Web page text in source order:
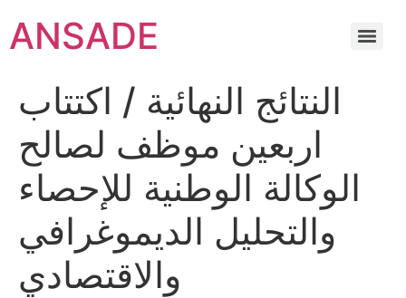
ANSADE
النتائج النهائية / اكتتاب
اربعين موظف لصالح
الوكالة الوطنية للإحصاء
والتحليل الديموغرافي
والاقتصادي